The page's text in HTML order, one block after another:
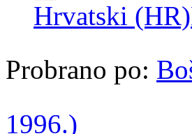
Hrvatski (HR)
Probrano po:
1996.)